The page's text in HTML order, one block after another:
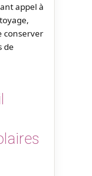
appel à
conserver
de